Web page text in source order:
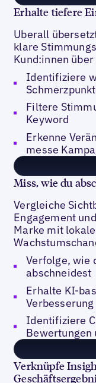
Erhalte tiefere
Uberall
klare
Kund:innen
Identifiziere
Filtere
Keyword
Erkenne
messe
Miss, wie du
Vergleiche
Engagement
Marke mit
Verfolge, wie
abschneidest
Erhalte KI-
Verbesserung
Identifiziere
Bewertungen
Verknüpfe